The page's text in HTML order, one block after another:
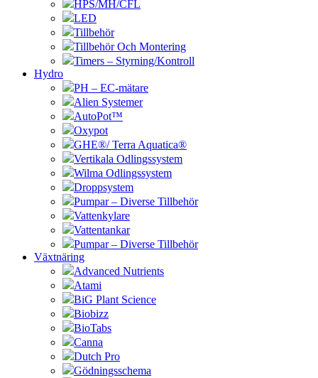
HPS/MH/CFL
LED
Tillbehör
Tillbehör Och Montering
Timers – Styrning/Kontroll
Hydro
PH – EC-mätare
Alien Systemer
AutoPot™
Oxypot
GHE®/ Terra Aquatica®
Vertikala Odlingssystem
Wilma Odlingssystem
Droppsystem
Pumpar – Diverse Tillbehör
Vattenkylare
Vattentankar
Pumpar – Diverse Tillbehör
Växtnäring
Advanced Nutrients
Atami
BiG Plant Science
Biobizz
BioTabs
Canna
Dutch Pro
Gödningsschema